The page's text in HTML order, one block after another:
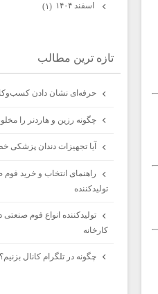
اسفند ۱۴۰۴ (۱)
تازه ترين مطالب
حرفه‌ای نشان دادن کسب‌وکار
چگونه رزین و هاردنر را
آیا تجهیزات دندان پزشکی
راهنمای انتخاب و خرید فوم
تولیدکننده
تولیدکننده انواع فوم
کارخانه
چگونه در تلگرام کانال بزنیم؟